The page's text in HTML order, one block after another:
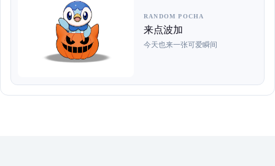
RANDOM POCHA
来点波加
今天也来一张可爱瞬间